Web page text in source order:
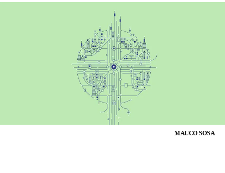
MAUCO SOSA